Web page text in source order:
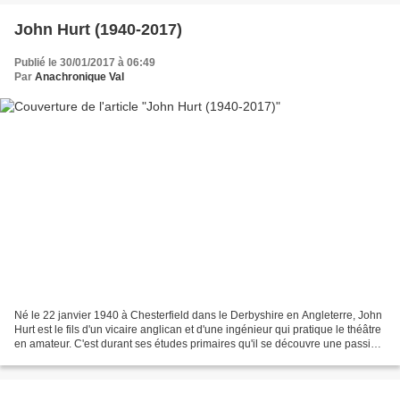
John Hurt (1940-2017)
Publié le 30/01/2017 à 06:49
Par Anachronique Val
Né le 22 janvier 1940 à Chesterfield dans le Derbyshire en Angleterre, John
Hurt est le fils d'un vicaire anglican et d'une ingénieur qui pratique le théâtre
en amateur. C'est durant ses études primaires qu'il se découvre une passion